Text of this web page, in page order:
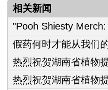
相关新闻
"Pooh Shiesty
假药何时才能从我们
热烈祝贺湖南省植物
热烈祝贺湖南省植物